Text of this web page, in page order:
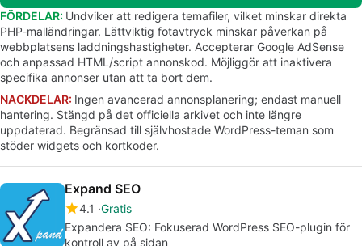
FÖRDELAR: Undviker att redigera temafiler, vilket minskar direkta
PHP-malländringar. Lättviktig fotavtryck minskar påverkan på
webbplatsens laddningshastigheter. Accepterar Google AdSense
och anpassad HTML/script annonskod. Möjliggör att inaktivera
specifika annonser utan att ta bort dem.
NACKDELAR: Ingen avancerad annonsplanering; endast manuell
hantering. Stängd på det officiella arkivet och inte längre
uppdaterad. Begränsad till självhostade WordPress-teman som
stöder widgets och kortkoder.
Expand SEO
4.1 Gratis
Expandera SEO: Fokuserad WordPress SEO-plugin för
kontroll av på sidan